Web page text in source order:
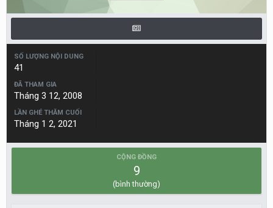
SỐ LƯỢNG NỘI DUNG
41
ĐÃ THAM GIA
Tháng 3 12, 2008
LẦN GHÉ THĂM CUỐI
Tháng 1 2, 2021
CỘNG ĐỒNG
9
(bình thường)